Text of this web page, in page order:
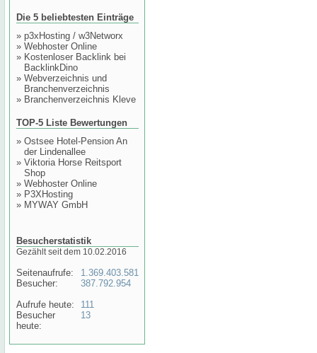
Die 5 beliebtesten Einträge
» p3xHosting / w3Networx
» Webhoster Online
» Kostenloser Backlink bei
BacklinkDino
» Webverzeichnis und
Branchenverzeichnis
» Branchenverzeichnis Kleve
TOP-5 Liste Bewertungen
» Ostsee Hotel-Pension An
der Lindenallee
» Viktoria Horse Reitsport
Shop
» Webhoster Online
» P3XHosting
» MYWAY GmbH
Besucherstatistik
Gezählt seit dem 10.02.2016
Seitenaufrufe:
Besucher:
Aufrufe heute:
Besucher
heute:
1.369.403.581
387.792.954
111
13